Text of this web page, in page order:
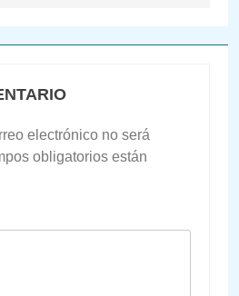
electrónico no será
obligatorios están